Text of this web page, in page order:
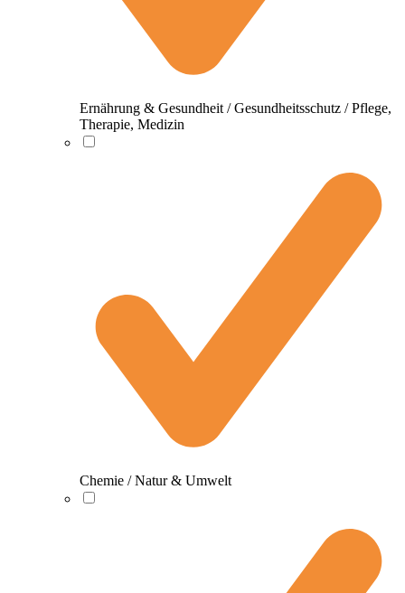
Ernährung & Gesundheit / Gesundheitsschutz / Pflege,
Therapie, Medizin
Chemie / Natur & Umwelt